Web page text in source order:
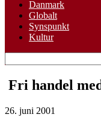
Danmark
Globalt
Synspunkt
Kultur
Fri handel
26. juni 2001